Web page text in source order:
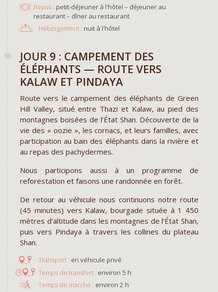
Repas : petit-déjeuner à l'hôtel – déjeuner au
restaurant – dîner au restaurant
Hébergement : nuit à l'hôtel
JOUR 9 : CAMPEMENT DES
ÉLÉPHANTS — ROUTE VERS
KALAW ET PINDAYA
Route vers le campement des éléphants de Green
Hill Valley, situé entre Thazi et Kalaw, au pied des
montagnes boisées de l’État Shan. Découverte de la
vie des « oozie », les cornacs, et leurs familles, avec
participation au bain des éléphants dans la rivière et
au repas des pachydermes.
Nous participons aussi à un programme de
reforestation et faisons une randonnée en forêt.
De retour au véhicule nous continuons notre route
(45 minutes) vers Kalaw, bourgade située à 1 450
mètres d’altitude dans les montagnes de l’État Shan,
puis vers Pindaya à travers les collines du plateau
Shan.
en véhicule privé
environ 5 h
environ 2 h